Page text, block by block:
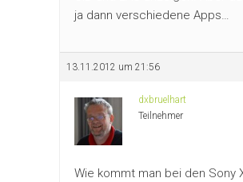
ja dann verschiedene Apps…
13.11.2012 um 21:56
dxbruelhart
Teilnehmer
Wie kommt man bei den Sony